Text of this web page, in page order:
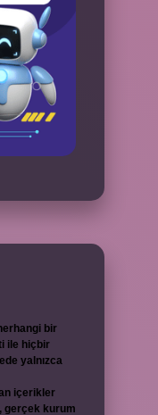
bir
ile hiçbir
yalnızca
içerikler
gerçek kurum